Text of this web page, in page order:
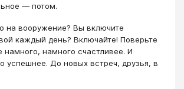
— потом.
на вооружение? Вы включите
каждый день? Включайте! Поверьте
намного, намного счастливее. И
успешнее. До новых встреч, друзья, в